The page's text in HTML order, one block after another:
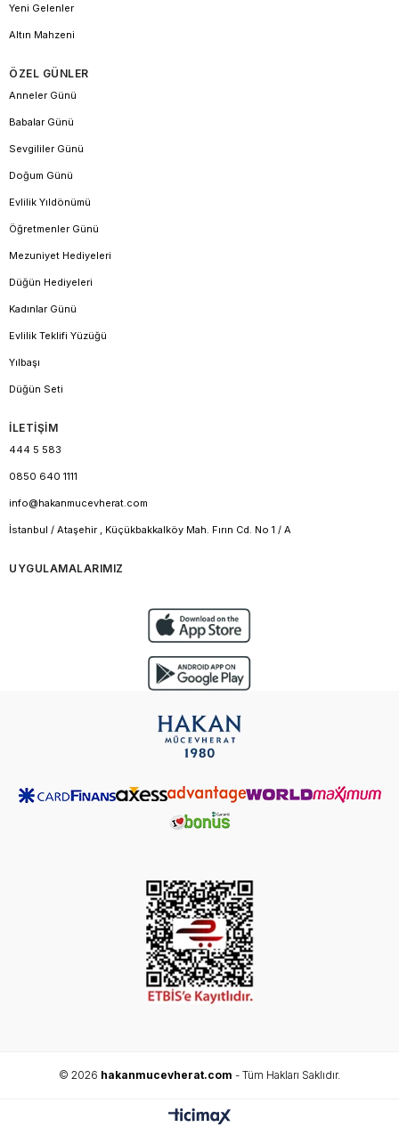
Yeni Gelenler
Altın Mahzeni
ÖZEL GÜNLER
Anneler Günü
Babalar Günü
Sevgililer Günü
Doğum Günü
Evlilik Yıldönümü
Öğretmenler Günü
Mezuniyet Hediyeleri
Düğün Hediyeleri
Kadınlar Günü
Evlilik Teklifi Yüzüğü
Yılbaşı
Düğün Seti
İLETİŞİM
444 5 583
0850 640 1111
info@hakanmucevherat.com
İstanbul / Ataşehir , Küçükbakkalköy Mah. Fırın Cd. No 1 / A
UYGULAMALARIMIZ
© 2026 hakanmucevherat.com - Tüm Hakları Saklıdır.